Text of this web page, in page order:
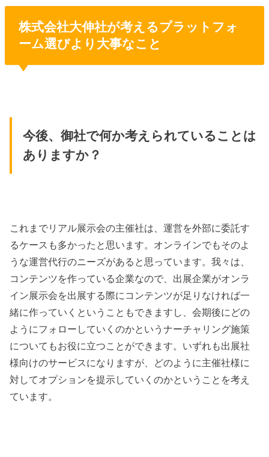
株式会社大伸社が考えるプラットフォ
ーム選びより大事なこと
今後、御社で何か考えられていることは
ありますか？
これまでリアル展示会の主催社は、運営を外部に委託す
るケースも多かったと思います。オンラインでもそのよ
うな運営代行のニーズがあると思っています。我々は、
コンテンツを作っている企業なので、出展企業がオンラ
イン展示会を出展する際にコンテンツが足りなければ一
緒に作っていくということもできますし、会期後にどの
ようにフォローしていくのかというナーチャリング施策
についてもお役に立つことができます。いずれも出展社
様向けのサービスになりますが、どのように主催社様に
対してオプションを提示していくのかということを考え
ています。